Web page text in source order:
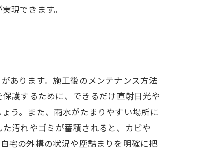
現できます。
あります。施工後のメンテナンス方法
護するために、できるだけ直射日光や
う。また、雨水がたまりやすい場所に
汚れやゴミが蓄積されると、カビや
宅の外構の状況や塵詰まりを明確に把